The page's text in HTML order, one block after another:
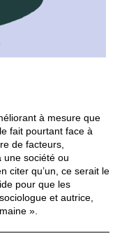
à mesure que
fait pourtant face à
de facteurs,
une société ou
citer qu’un, ce serait le
pour que les
et autrice,
».